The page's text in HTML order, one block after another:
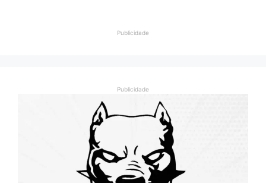
Publicidade
Publicidade